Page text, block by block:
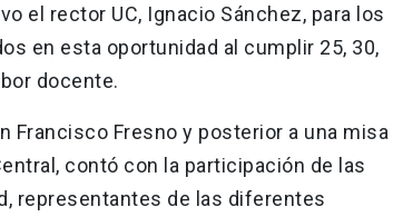
el rector UC, Ignacio Sánchez, para los
en esta oportunidad al cumplir 25, 30,
docente.
Francisco Fresno y posterior a una misa
contó con la participación de las
representantes de las diferentes